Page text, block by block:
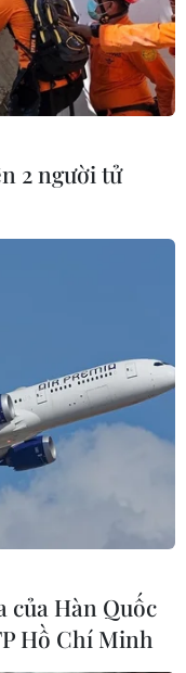
hội Vương Đình
trình của Chính
của Chính phủ và
2 người tử
của Hàn Quốc
Hồ Chí Minh